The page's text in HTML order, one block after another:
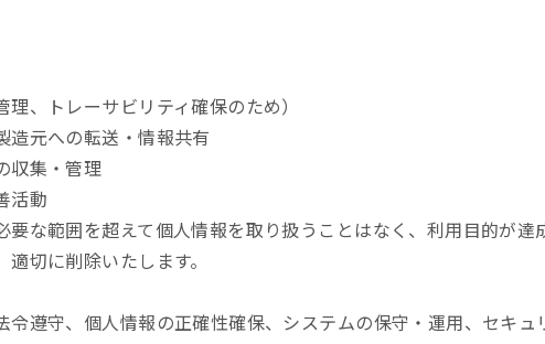
、トレーサビリティ確保のため）
造元への転送・情報共有
収集・管理
活動
な範囲を超えて個人情報を取り扱うことはなく、利用目的が
切に削除いたします。
令遵守、個人情報の正確性確保、システムの保守・運用、セキ